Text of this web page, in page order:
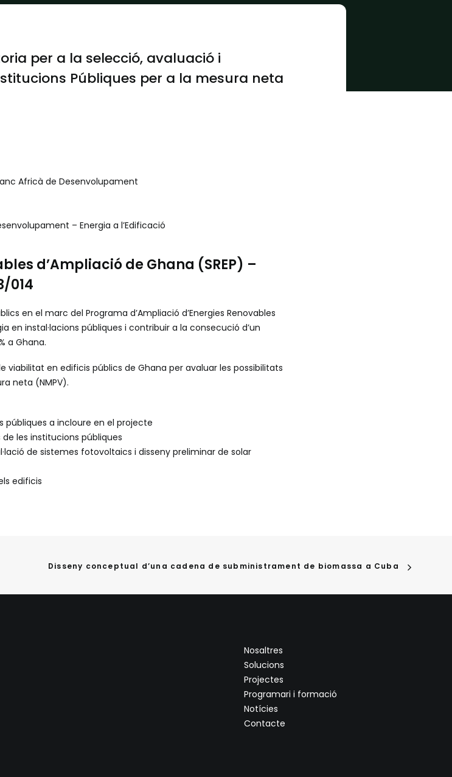
per a la selecció, avaluació i
Públiques per a la mesura neta
Africà de Desenvolupament
– Energia a l’Edificació
d’Ampliació de Ghana (SREP) –
014
en el marc del Programa d’Ampliació d’Energies Renovables
en instal·lacions públiques i contribuir a la consecució d’un
a Ghana.
viabilitat en edificis públics de Ghana per avaluar les possibilitats
neta (NMPV).
públiques a incloure en el projecte
les institucions públiques
de sistemes fotovoltaics i disseny preliminar de solar
edificis
Disseny conceptual d’una cadena de subministrament de biomassa a Cuba
Nosaltres
Solucions
Projectes
Programari i formació
Notícies
Contacte